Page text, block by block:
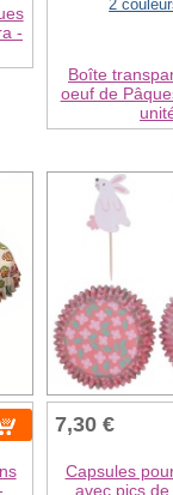
-
2
Boîte
oeuf de
7,30 €
Capsules
avec pics